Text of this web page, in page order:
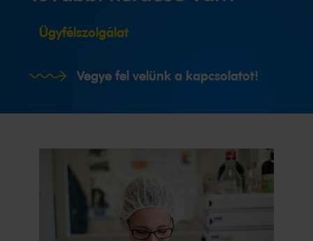
Ügyfélszolgálat
Vegye fel velünk a kapcsolatot!